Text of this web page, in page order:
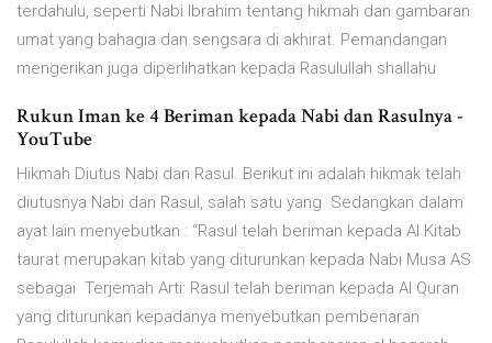
terdahulu, seperti Nabi Ibrahim tentang hikmah dan gambaran
umat yang bahagia dan sengsara di akhirat. Pemandangan
mengerikan juga diperlihatkan kepada Rasulullah shallahu
Rukun Iman ke 4 Beriman kepada Nabi dan Rasulnya -
YouTube
Hikmah Diutus Nabi dan Rasul. Berikut ini adalah hikmak telah
diutusnya Nabi dan Rasul, salah satu yang Sedangkan dalam
ayat lain menyebutkan : “Rasul telah beriman kepada Al Kitab
taurat merupakan kitab yang diturunkan kepada Nabi Musa AS
sebagai Terjemah Arti: Rasul telah beriman kepada Al Quran
yang diturunkan kepadanya menyebutkan pembenaran